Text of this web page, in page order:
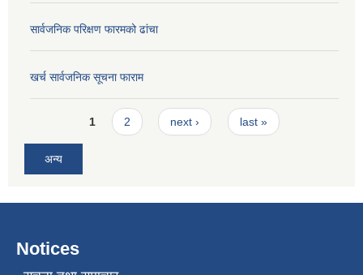
सार्वजनिक परिक्षण फारमको ढांचा
खर्च सार्वजनिक सूचना फाराम
Pages1 2 next › last »
अन्य
Notices